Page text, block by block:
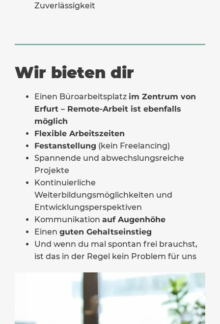
Zuverlässigkeit
Wir bieten dir
Einen Büroarbeitsplatz im Zentrum von
Erfurt – Remote-Arbeit ist ebenfalls
möglich
Flexible Arbeitszeiten
Festanstellung (kein Freelancing)
Spannende und abwechslungsreiche
Projekte
Kontinuierliche
Weiterbildungsmöglichkeiten und
Entwicklungsperspektiven
Kommunikation auf Augenhöhe
Einen guten Gehaltseinstieg
Und wenn du mal spontan frei brauchst,
ist das in der Regel kein Problem für uns